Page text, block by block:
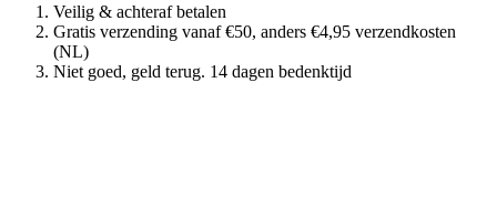
Veilig & achteraf betalen
Gratis verzending vanaf €50, anders €4,95 verzendkosten
(NL)
Niet goed, geld terug. 14 dagen bedenktijd